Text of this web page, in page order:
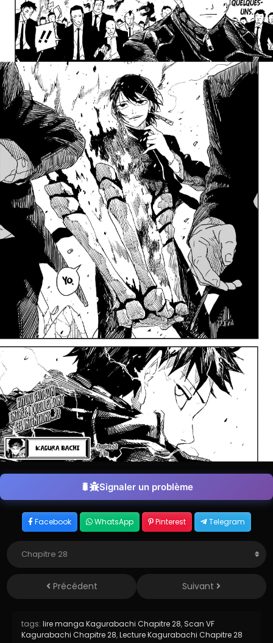
Signaler un problème
Facebook WhatsApp Pinterest Telegram
Précédent Suivant
tags: lire manga Kagurabachi Chapitre 28, Scan VF
Kagurabachi Chapitre 28,Lecture Kagurabachi Chapitre 28